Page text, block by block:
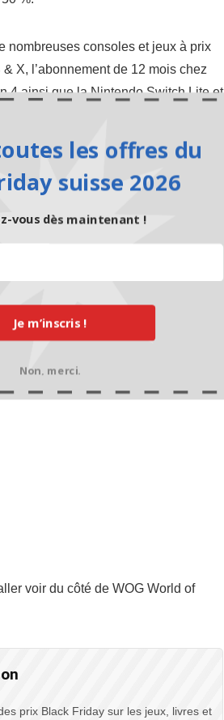
nombreuses consoles et jeux à prix
X, l’abonnement de 12 mois chez
4 ainsi que la Nintendo Switch Lite et
lieu des 329.00 CHF habituels, la
CHF, et la Xbox One S avec 1
309.00 CHF. Avec en plus les jeux
voir du côté de WOG World of
prix Black Friday sur les jeux, livres et
Je m’inscris !
les offres du
suisse 2026
vous dès maintenant !
Non, merci.